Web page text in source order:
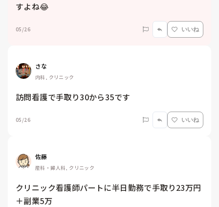
すよね😂
05/26 いいね
さな
内科, クリニック
訪問看護で手取り30から35です
05/26 いいね
佐藤
産科・婦人科, クリニック
クリニック看護師パートに半日勤務で手取り23万円
＋副業5万